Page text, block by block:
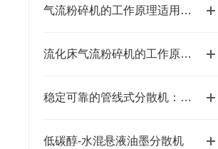
气流粉碎机的工作原理适用于哪些行业？
流化床气流粉碎机的工作原理及特点
稳定可靠的管线式分散机：长时间运行的保障
低碳醇-水混悬液油墨分散机